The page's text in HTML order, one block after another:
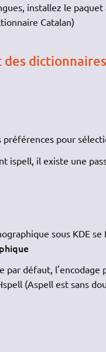
installez le
Catalan)
dictionnaires
pour
ispell, il existe une
sous KDE se
par défaut,
(Aspell est sans